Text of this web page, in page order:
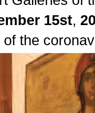
15st,
the